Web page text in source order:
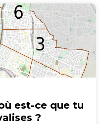
est-ce que tu
?